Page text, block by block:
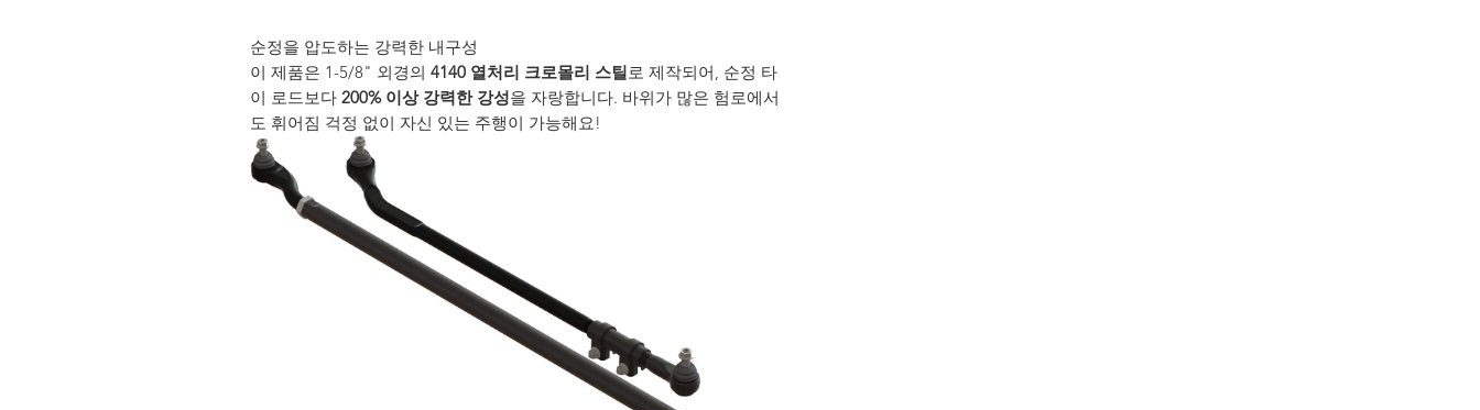
순정을 압도하는 강력한 내구성
이 제품은 1-5/8" 외경의 4140 열처리 크로몰리 스틸로 제작되어, 순정 타
이 로드보다 200% 이상 강력한 강성을 자랑합니다. 바위가 많은 험로에서
도 휘어짐 걱정 없이 자신 있는 주행이 가능해요!